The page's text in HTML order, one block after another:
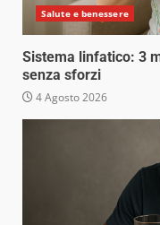
Salute e benessere
Sistema linfatico: 3
senza sforzi
4 Agosto 2026